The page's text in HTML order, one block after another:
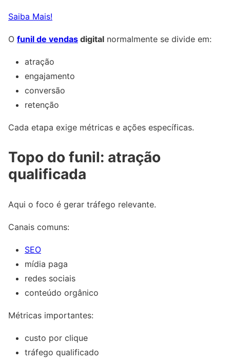
Saiba Mais!
O funil de vendas digital normalmente se divide em:
atração
engajamento
conversão
retenção
Cada etapa exige métricas e ações específicas.
Topo do funil: atração
qualificada
Aqui o foco é gerar tráfego relevante.
Canais comuns:
SEO
mídia paga
redes sociais
conteúdo orgânico
Métricas importantes:
custo por clique
tráfego qualificado